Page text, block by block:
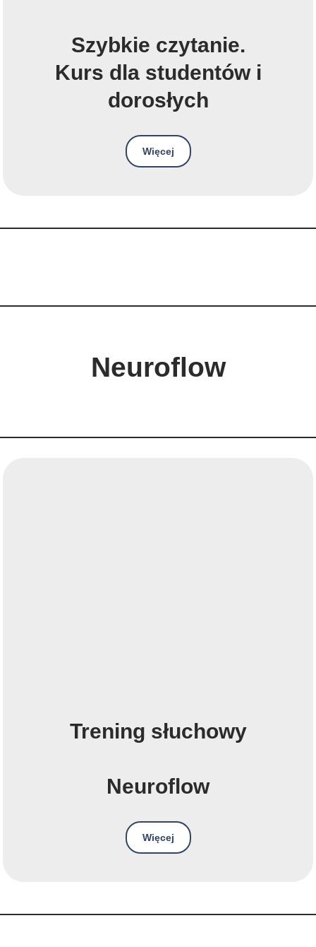
Szybkie czytanie.
Kurs dlastudentów i
dorosłych
Więcej
Neuroflow
Trening słuchowy
Neuroflow
Więcej